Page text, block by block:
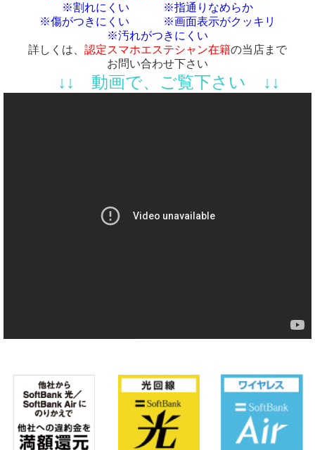
※割れにくい ※指通りなめらか
※傷がつきにくい ※画面表示がクッキリ
※汚れがつきにくい
詳しくは、 認定スマホエステシャン在籍の当店まで
お問い合わせ下さい
↓↓ 動画で、ご覧下さい ↓↓